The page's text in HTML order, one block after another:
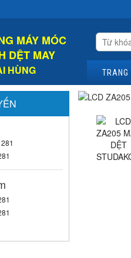
MÁY MÓC
DỆT MAY
HÙNG TRANG